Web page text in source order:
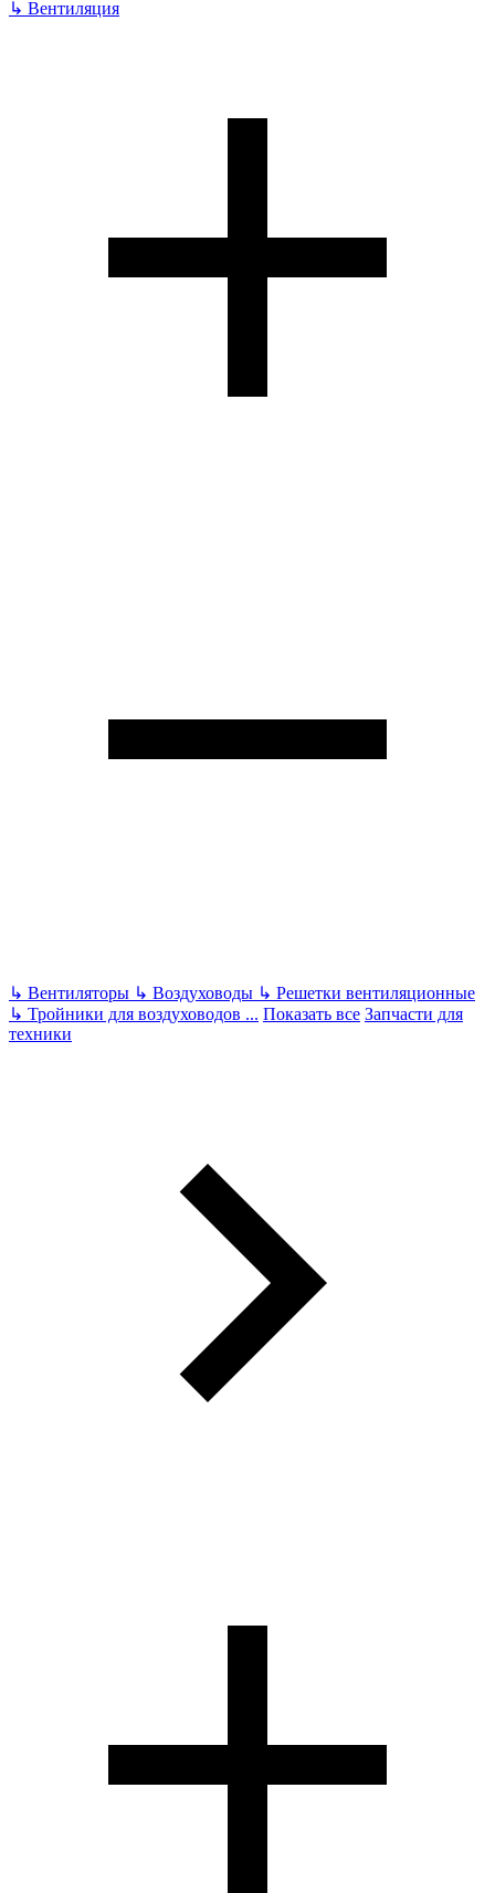
↳ Вентиляция
↳ Вентиляторы ↳ Воздуховоды ↳ Решетки вентиляционные
↳ Тройники для воздуховодов ... Показать все Запчасти для
техники